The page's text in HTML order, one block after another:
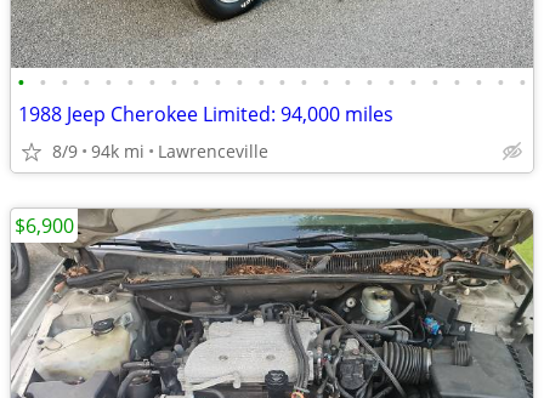
• • • • • • • • • • • • • • • • • • • • • • • •
1988 Jeep Cherokee Limited: 94,000 miles
8/9 94k mi Lawrenceville
$6,900